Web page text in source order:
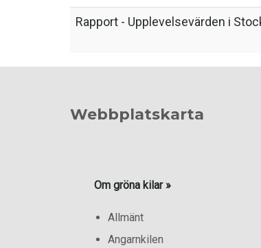
Rapport - Upplevelsevärden i
Webbplatskarta
Om gröna kilar »
Allmänt
Angarnkilen